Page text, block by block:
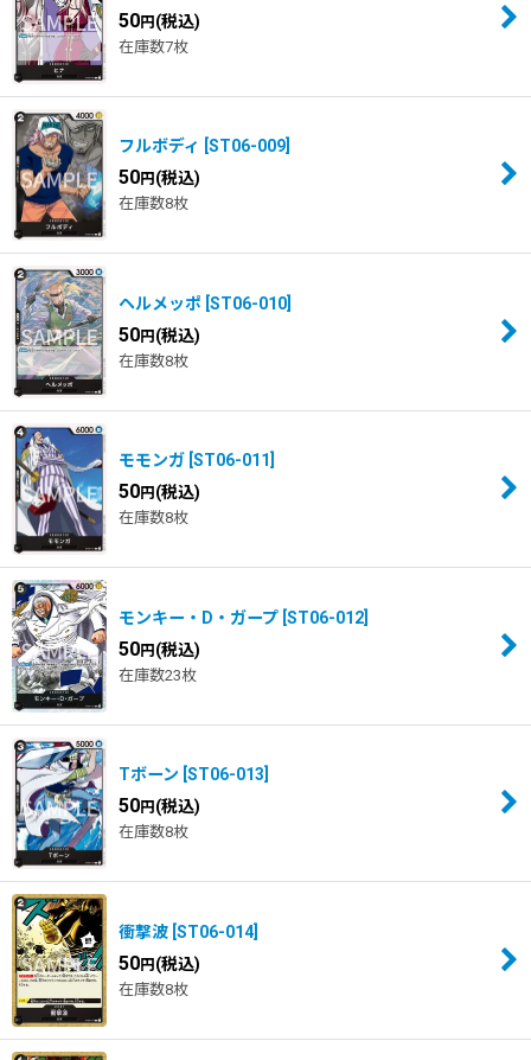
50円 (税込)
在庫数7枚
フルボディ ST06-009
50円 (税込)
在庫数8枚
ヘルメッポ ST06-010
50円 (税込)
在庫数8枚
モモンガ ST06-011
50円 (税込)
在庫数8枚
モンキー・D・ガープ ST06-012
50円 (税込)
在庫数23枚
Tボーン ST06-013
50円 (税込)
在庫数8枚
衝撃波 ST06-014]
50円 (税込)
在庫数8枚